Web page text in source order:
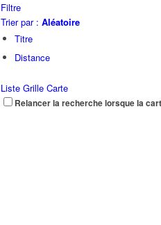
Filtre
Trier par : Aléatoire
Titre
Distance
Liste Grille Carte
Relancer la recherche lorsque la